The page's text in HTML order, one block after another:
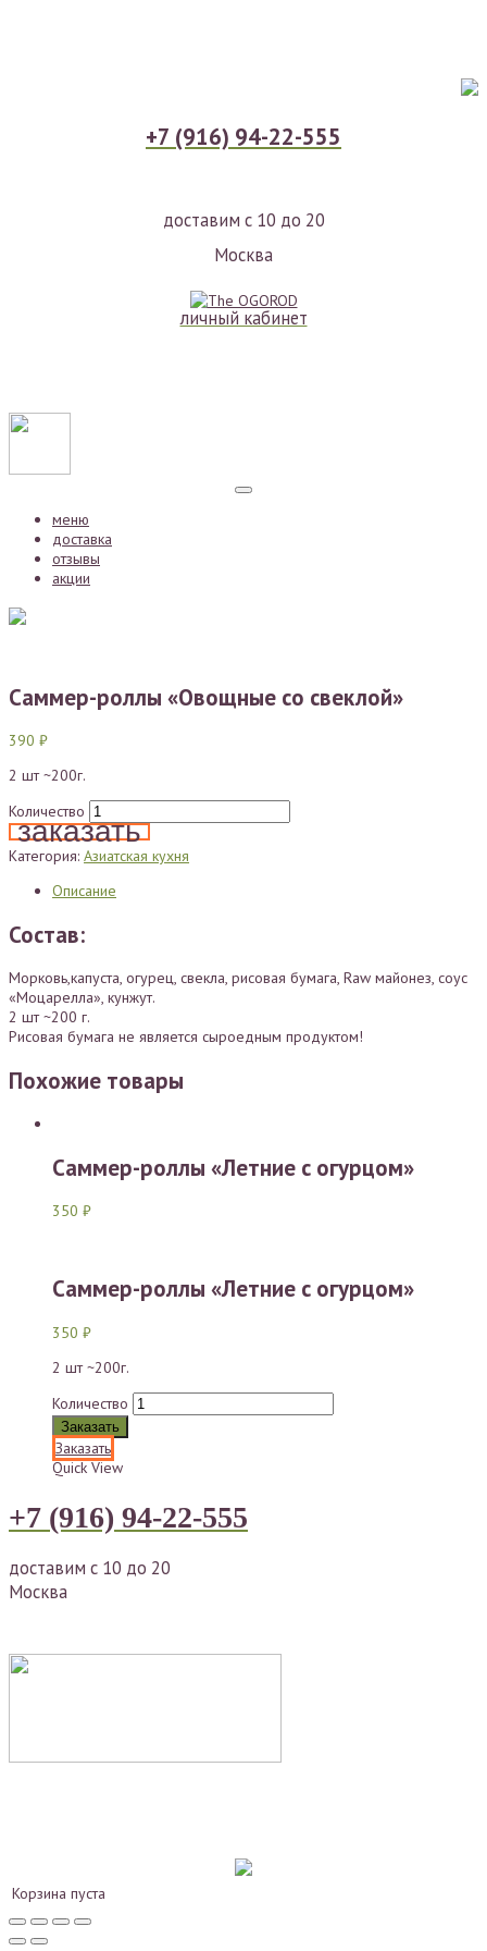
+7 (916) 94-22-555
доставим с 10 до 20
Москва
личный кабинет
Toggle
меню
доставка
отзывы
акции
Саммер-роллы «Овощные со свеклой»
390 ₽
2 шт ~200г.
Количество
заказать
Категория: Азиатская кухня
Описание
Состав:
Морковь,капуста, огурец, свекла, рисовая бумага, Raw майонез, соус
«Моцарелла», кунжут.
2 шт ~200 г.
Рисовая бумага не является сыроедным продуктом!
Похожие товары
Саммер-роллы «Летние с огурцом»
350 ₽
Саммер-роллы «Летние с огурцом»
350 ₽
2 шт ~200г.
Количество
Заказать
Заказать
Quick View
+7 (916) 94-22-555
доставим с 10 до 20
Москва
Корзина пуста